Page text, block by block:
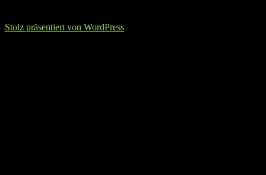
Stolz präsentiert von WordPress